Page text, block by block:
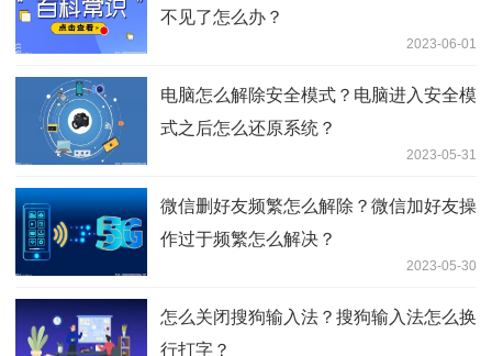
不见了怎么办？
2023-06-01
电脑怎么解除安全模式？电脑进入安全模
式之后怎么还原系统？
2023-05-31
微信删好友频繁怎么解除？微信加好友操
作过于频繁怎么解决？
2023-05-30
怎么关闭搜狗输入法？搜狗输入法怎么换
行打字？